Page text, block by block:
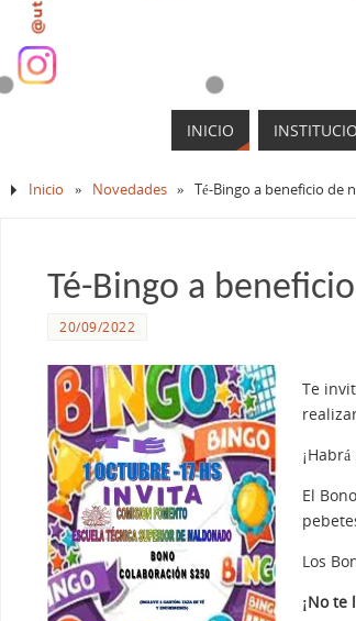
INICIO
Inicio » Novedades » Té-Bingo a beneficio de
Té-Bingo a
20/09/2022
Te
El
Los
¡No te